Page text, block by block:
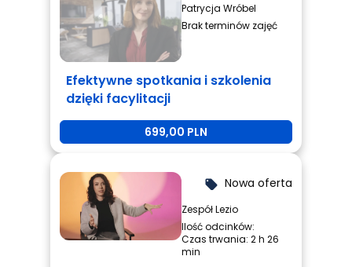
Patrycja Wróbel
Brak terminów zajęć
Efektywne spotkania i szkolenia
dzięki facylitacji
699,00 PLN
local_offer Nowa oferta
Zespół Lezio
Ilość odcinków:
Czas trwania: 2 h 26
min